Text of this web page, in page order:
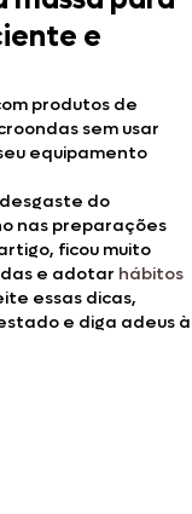
e
produtos de
sem usar
equipamento
do
nas preparações
ficou muito
e adotar hábitos
essas dicas,
e diga adeus à